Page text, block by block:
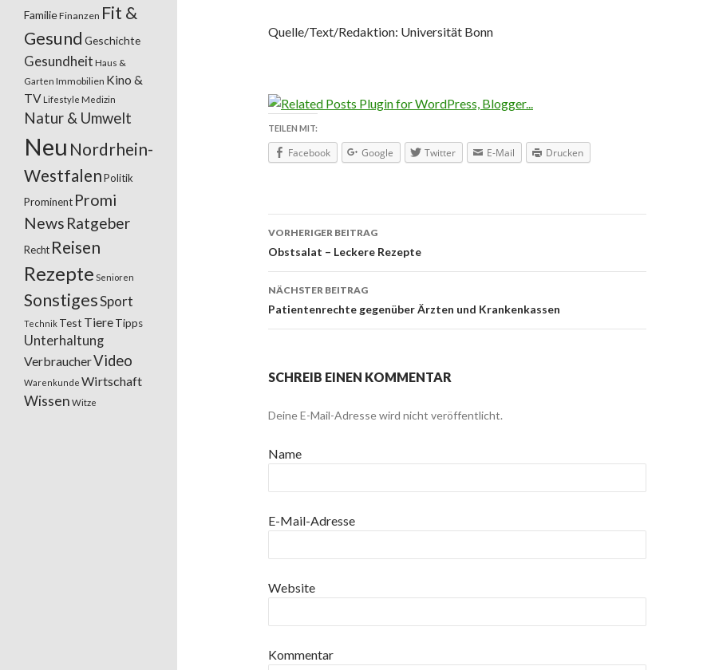
Quelle/Text/Redaktion: Universität Bonn
TEILEN MIT:
Facebook Google Twitter E-Mail Drucken
Beitragsnavigation
VORHERIGER BEITRAG
Obstsalat – Leckere Rezepte
NÄCHSTER BEITRAG
Patientenrechte gegenüber Ärzten und Krankenkassen
SCHREIB EINEN KOMMENTAR
Deine E-Mail-Adresse wird nicht veröffentlicht.
Name
E-Mail-Adresse
Website
Kommentar
FamilieFinanzen Fit &
Gesund Geschichte
Gesundheit Haus &
Garten Immobilien Kino &
TV Lifestyle Medizin
Natur & Umwelt
Neu Nordrhein-
WestfalenPolitik
Prominent Promi
News Ratgeber
Recht Reisen
Rezepte Senioren
SonstigesSport
Technik Test TiereTipps
Unterhaltung
VerbraucherVideo
Warenkunde Wirtschaft
Wissen Witze